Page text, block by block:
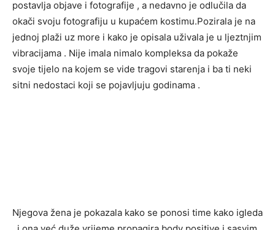
postavlja objave i fotografije , a nedavno je odlučila da
okači svoju fotografiju u kupaćem kostimu.Pozirala je na
jednoj plaži uz more i kako je opisala uživala je u ljeztnjim
vibracijama . Nije imala nimalo kompleksa da pokaže
svoje tijelo na kojem se vide tragovi starenja i ba ti neki
sitni nedostaci koji se pojavljuju godinama .
Njegova žena je pokazala kako se ponosi time kako igleda